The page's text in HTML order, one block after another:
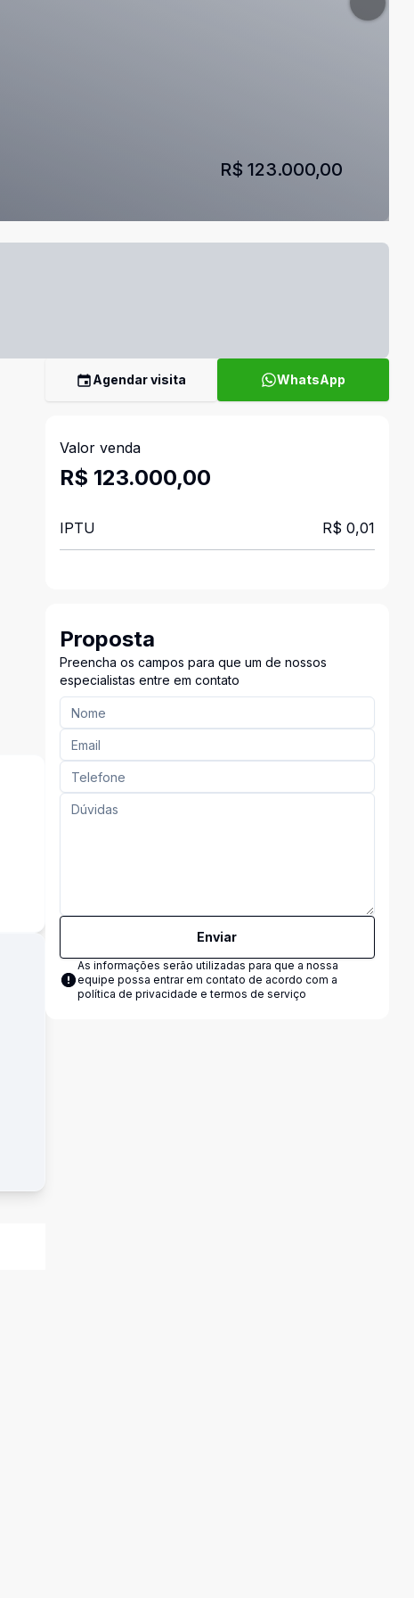
R$ 123.000,00
Agendar visita WhatsApp
Valor venda
R$ 123.000,00
IPTU R$ 0,01
Proposta
Preencha os campos para que um de nossos
especialistas entre em contato
Enviar
As informações serão utilizadas para que a nossa
equipe possa entrar em contato de acordo com a
política de privacidade e termos de serviço